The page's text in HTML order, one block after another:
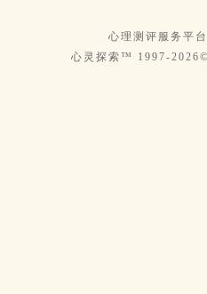
心理测评服务平台
心灵探索™ 1997-